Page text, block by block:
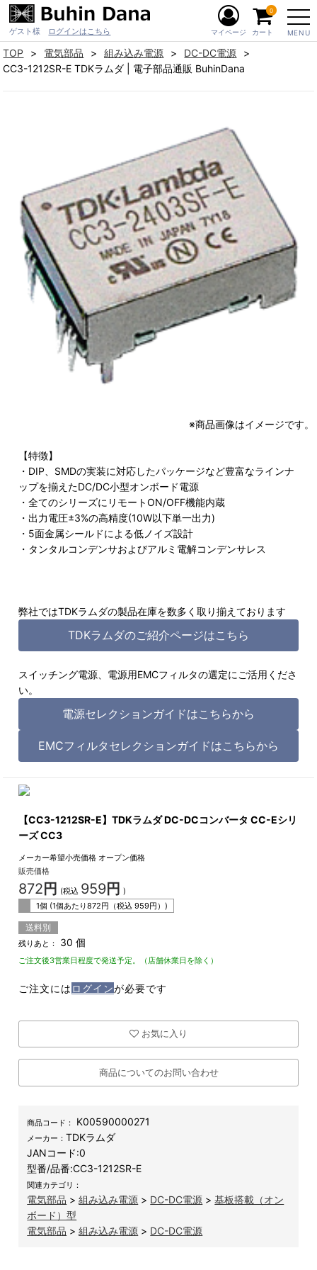
ゲスト様 ログインはこちら MENU
マイページ カート
0
TOP 電気部品 組み込み電源
DC-DC電源
CC3-1212SR-E TDKラムダ | 電子部品通販 BuhinDana
※商品画像はイメージです。
【特徴】
・DIP、SMDの実装に対応したパッケージなど豊富なラインナ
ップを揃えたDC/DC小型オンボード電源
・全てのシリーズにリモートON/OFF機能内蔵
・出力電圧±3%の高精度(10W以下単一出力)
・5面金属シールドによる低ノイズ設計
・タンタルコンデンサおよびアルミ電解コンデンサレス
弊社ではTDKラムダの製品在庫を数多く取り揃えております
TDKラムダのご紹介ページはこちら
スイッチング電源、電源用EMCフィルタの選定にご活用くださ
い。
電源セレクションガイドはこちらから
EMCフィルタセレクションガイドはこちらから
【CC3-1212SR-E】TDKラムダ DC-DCコンバータ CC-Eシリ
ーズ CC3
メーカー希望小売価格 オープン価格
販売価格
872 円 (税込 959円 )
1個 (1個あたり872円（税込959円）)
送料別
残りあと： 30 個
ご注文後3営業日程度で発送予定。（店舗休業日を除く）
ご注文には ログインが必要です
お気に入り
商品についてのお問い合わせ
商品コード： K00590000271
メーカー： TDKラムダ
JANコード:0
型番/品番:CC3-1212SR-E
関連カテゴリ：
電気部品 >組み込み電源 > DC-DC電源 >基板搭載（オン
ボード）型
電気部品 >組み込み電源 > DC-DC電源